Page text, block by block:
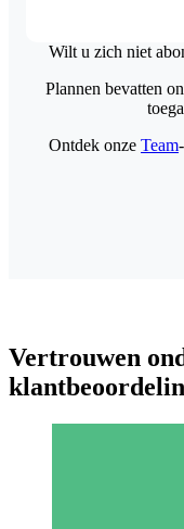
Wilt u zich niet
Plannen bevatten
Ontdek onze Team
Vertrouwen